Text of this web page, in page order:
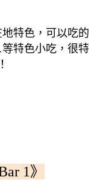
特色，可以吃的
特色小吃，很特
1》